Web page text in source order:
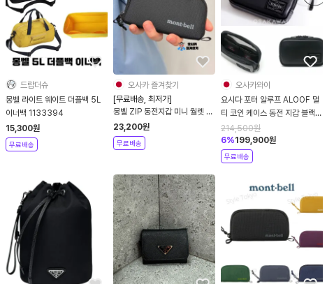
드랍더슈
몽벨 라이트 웨이트 더플백 5L
이너백 1133394
15,300원
무료배송
오사카 즐겨찾기
[무료배송, 최저가]
몽벨 ZIP 동전지갑 미니 월렛 카
드 지갑 6컬러 1133373
23,200원
무료배송
오사카와이
요시다 포터 알루프 ALOOF 멀
티 코인 케이스 동전 지갑 블랙
023-03763
214,500원
6%199,900원
무료배송